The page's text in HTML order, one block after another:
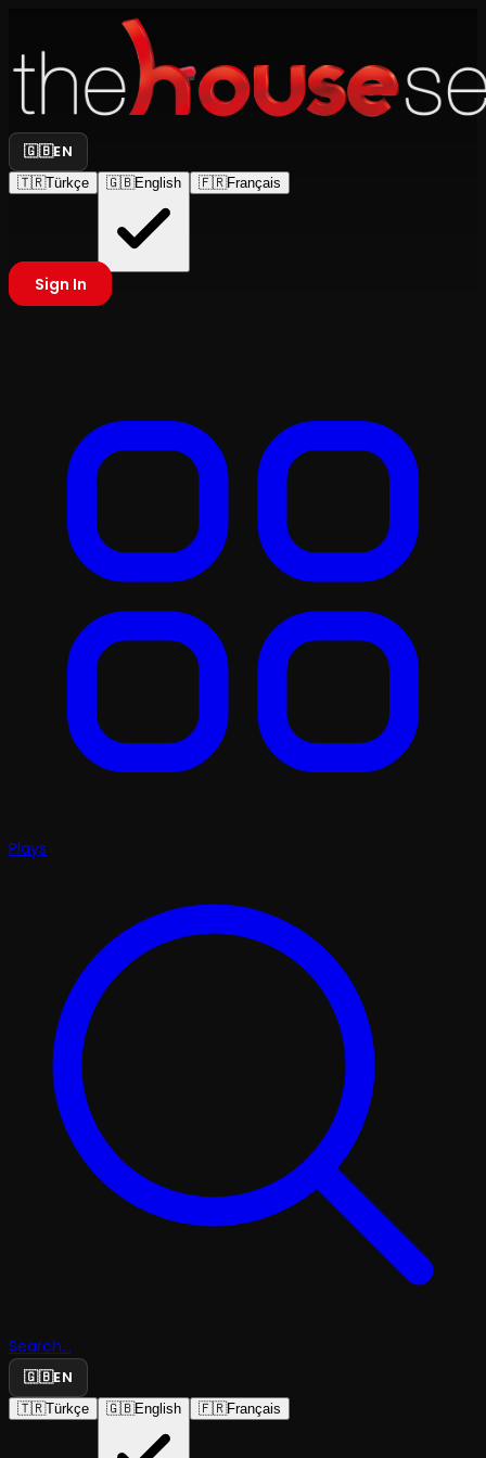
🇬🇧EN
🇹🇷Türkçe 🇬🇧English 🇫🇷Français
Sign In
Plays
Search...
🇬🇧EN
🇹🇷Türkçe 🇬🇧English 🇫🇷Français